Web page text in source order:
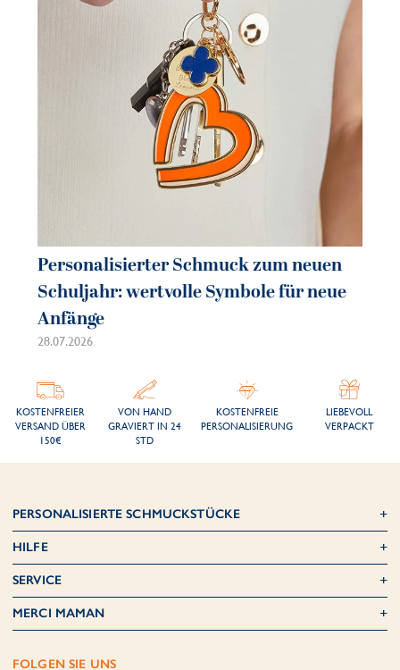
Personalisierter Schmuck zum neuen
Schuljahr: wertvolle Symbole für neue
Anfänge
28.07.2026
KOSTENFREIER
VERSAND ÜBER
150€
VON HAND
GRAVIERT IN 24
STD
KOSTENFREIE
PERSONALISIERUNG
LIEBEVOLL
VERPACKT
PERSONALISIERTE SCHMUCKSTÜCKE
HILFE
SERVICE
MERCI MAMAN
FOLGEN SIE UNS